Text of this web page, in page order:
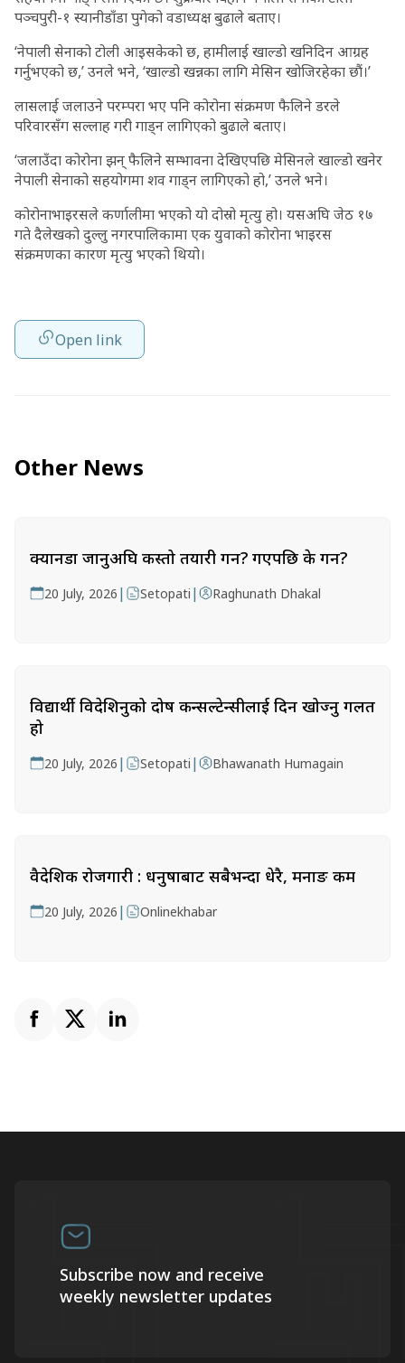
पञ्चपुरी-१ स्यानीडाँडा पुगेको वडाध्यक्ष बुढाले बताए।
‘नेपाली सेनाको टोली आइसकेको छ, हामीलाई खाल्डो खनिदिन आग्रह
गर्नुभएको छ,’ उनले भने, ‘खाल्डो खन्नका लागि मेसिन खोजिरहेका छौं।’
लासलाई जलाउने परम्परा भए पनि कोरोना संक्रमण फैलिने डरले
परिवारसँग सल्लाह गरी गाड्न लागिएको बुढाले बताए।
‘जलाउँदा कोरोना झन् फैलिने सम्भावना देखिएपछि मेसिनले खाल्डो खनेर
नेपाली सेनाको सहयोगमा शव गाड्न लागिएको हो,’ उनले भने।
कोरोनाभाइरसले कर्णालीमा भएको यो दोस्रो मृत्यु हो। यसअघि जेठ १७
गते दैलेखको दुल्लु नगरपालिकामा एक युवाको कोरोना भाइरस
संक्रमणका कारण मृत्यु भएको थियो।
Open link
Other News
क्यानडा जानुअघि कस्तो तयारी गर्ने? गएपछि के गर्ने?
20 July, 2026 | Setopati | Raghunath Dhakal
विद्यार्थी विदेशिनुको दोष कन्सल्टेन्सीलाई दिन खोज्नु गलत
हो
20 July, 2026 | Setopati | Bhawanath Humagain
वैदेशिक रोजगारी : धनुषाबाट सबैभन्दा धेरै, मनाङ कम
20 July, 2026 | Onlinekhabar
Subscribe now and receive
weekly newsletter updates